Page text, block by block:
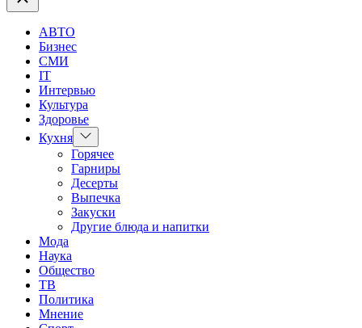
АВТО
Бизнес
СМИ
IT
Интервью
Культура
Здоровье
Кухня Показать
подменю
Горячее
Гарниры
Десерты
Выпечка
Закуски
Другие блюда и напитки
Мода
Наука
Общество
ТВ
Политика
Мнение